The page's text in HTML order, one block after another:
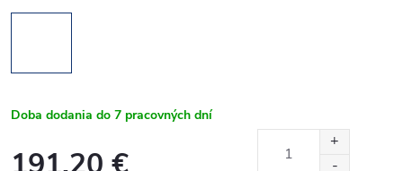
Doba dodania do 7 pracovných dní